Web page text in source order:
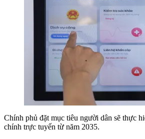
Chính phủ đặt mục tiêu người dân sẽ thực
chính trực tuyến từ năm 2035.